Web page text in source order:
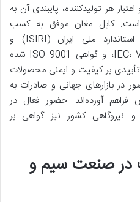
هر تولیدکننده، پایبندی آن به
است. کابل مغان موفق به کسب
گواهینامه‌های متعددی از جمله استاندارد ملی ایران (ISIRI) و
استانداردهای بین‌المللی نظیر IEC، VDE، و گواهی ISO 9001 شده
تأییدی بر کیفیت و ایمنی محصولات
در بازارهای جهانی و صادرات به
فراهم آورده‌اند. حضور فعال در
نیروگاهی کشور نیز گواهی بر
در صنعت سیم و